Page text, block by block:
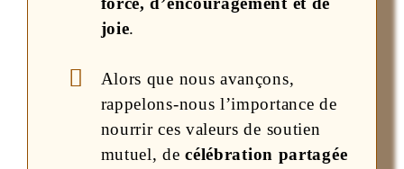
joie.
Alors que nous avançons,
rappelons-nous l’importance de
nourrir ces valeurs de soutien
mutuel, decélébration partagée